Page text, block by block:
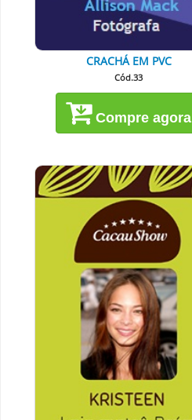
CRACHÁ EM PVC
Cód.33
Compre agora